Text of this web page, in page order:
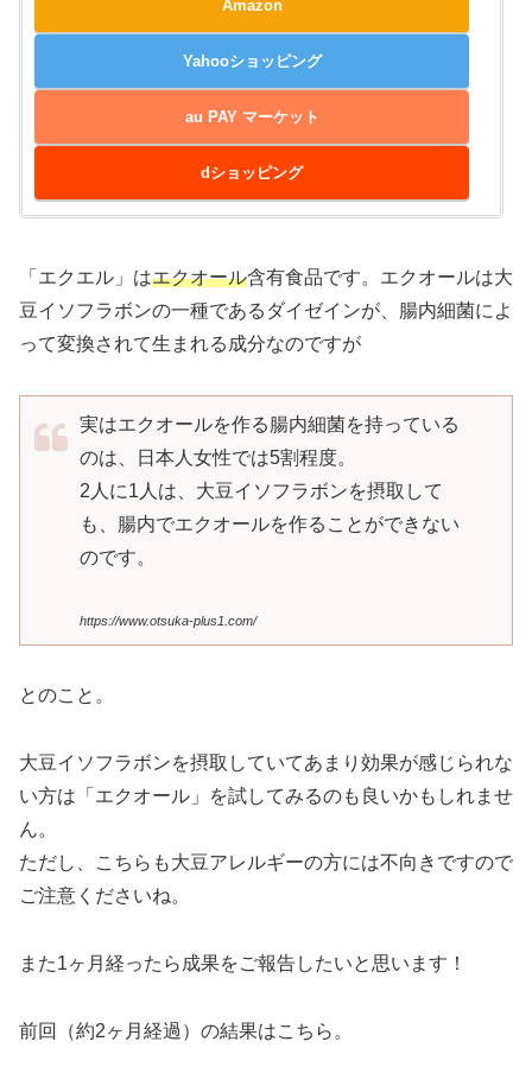
Amazon
Yahooショッピング
au PAY マーケット
dショッピング
「エクエル」はエクオール含有食品です。エクオールは大
豆イソフラボンの一種であるダイゼインが、腸内細菌によ
って変換されて生まれる成分なのですが
実はエクオールを作る腸内細菌を持っている
のは、日本人女性では5割程度。
2人に1人は、大豆イソフラボンを摂取して
も、腸内でエクオールを作ることができない
のです。
https://www.otsuka-plus1.com/
とのこと。
大豆イソフラボンを摂取していてあまり効果が感じられな
い方は「エクオール」を試してみるのも良いかもしれませ
ん。
ただし、こちらも大豆アレルギーの方には不向きですので
ご注意くださいね。
また1ヶ月経ったら成果をご報告したいと思います！
前回（約2ヶ月経過）の結果はこちら。